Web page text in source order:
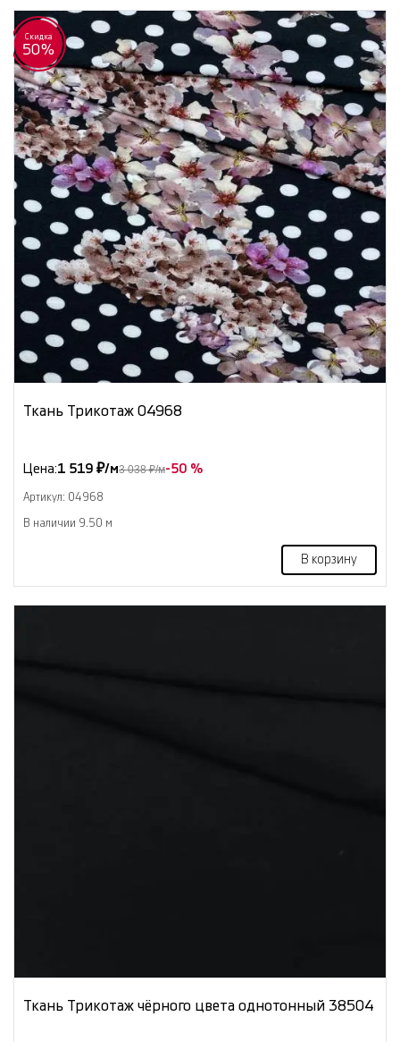
Скидка
50%
Ткань Трикотаж 04968
Цена:1 519 ₽/м3 038 ₽/м-50 %
Артикул: 04968
В наличии 9.50 м
В корзину
Ткань Трикотаж чёрного цвета однотонный 38504